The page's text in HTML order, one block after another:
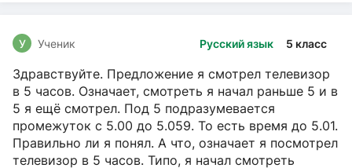
Русский язык 5 класс
У Ученик
Здравствуйте. Предложение я смотрел телевизор
в 5 часов. Означает, смотреть я начал раньше 5 и в
5 я ещё смотрел. Под 5 подразумевается
промежуток с 5.00 до 5.059. То есть время до 5.01.
Правильно ли я понял. А что, означает я посмотрел
телевизор в 5 часов. Типо, я начал смотреть